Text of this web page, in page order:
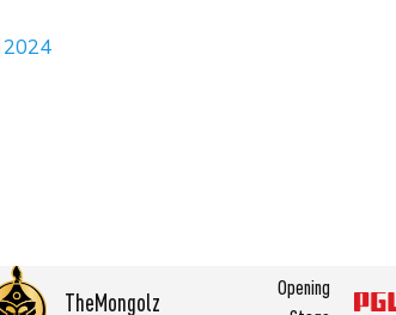
2024
TheMongolz
Opening